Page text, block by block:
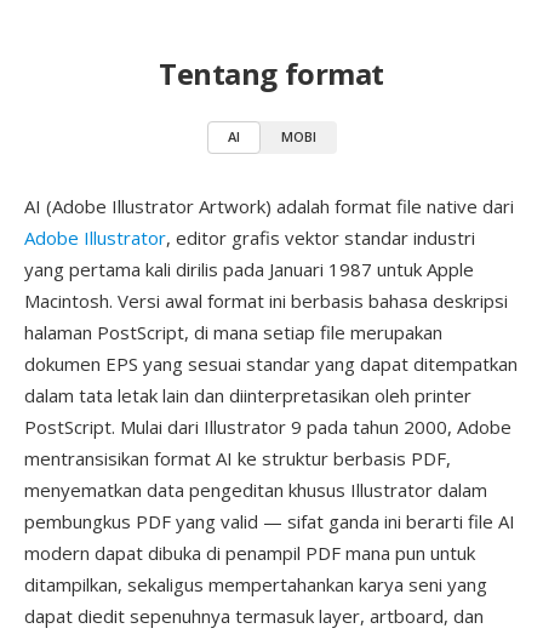
Tentang format
AI MOBI
AI (Adobe Illustrator Artwork) adalah format file native dari
Adobe Illustrator, editor grafis vektor standar industri
yang pertama kali dirilis pada Januari 1987 untuk Apple
Macintosh. Versi awal format ini berbasis bahasa deskripsi
halaman PostScript, di mana setiap file merupakan
dokumen EPS yang sesuai standar yang dapat ditempatkan
dalam tata letak lain dan diinterpretasikan oleh printer
PostScript. Mulai dari Illustrator 9 pada tahun 2000, Adobe
mentransisikan format AI ke struktur berbasis PDF,
menyematkan data pengeditan khusus Illustrator dalam
pembungkus PDF yang valid — sifat ganda ini berarti file AI
modern dapat dibuka di penampil PDF mana pun untuk
ditampilkan, sekaligus mempertahankan karya seni yang
dapat diedit sepenuhnya termasuk layer, artboard, dan